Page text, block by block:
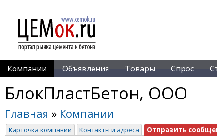
Компании Объявления Товары Спрос
БлокПластБетон, ООО
Главная » Компании
Карточка компании Контакты и адреса Отправить